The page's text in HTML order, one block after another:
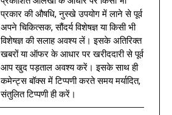
प्रकार की औषधि, नुस्खे उपयोग में लाने से पूर्व
अपने चिकित्सक, सौंदर्य विशेषज्ञ या किसी भी
विशेषज्ञ की सलाह अवश्य लें। इसके अतिरिक्त
खबरों या ऑफर के आधार पर खरीददारी से पूर्व
आप खुद पड़ताल अवश्य करें। इसके साथ ही
कमेन्ट्स बॉक्स में टिप्पणी करते समय मर्यादित,
संतुलित टिप्पणी ही करें।